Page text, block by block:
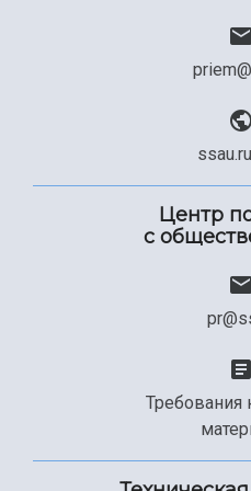
Официальные
Центр
с
Требования